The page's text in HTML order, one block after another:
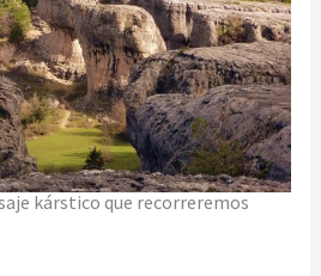
kárstico que recorreremos